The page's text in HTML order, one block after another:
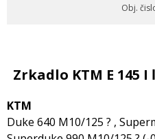
Obj.
Zrkadlo KTM E 145
KTM
Duke 640 M10/125 ? ,